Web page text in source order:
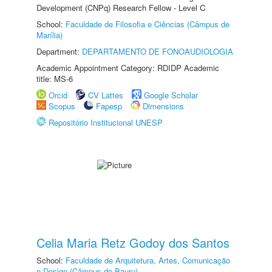
Development (CNPq) Research Fellow - Level C
School: Faculdade de Filosofia e Ciências (Câmpus de
Marília)
Department: DEPARTAMENTO DE FONOAUDIOLOGIA
Academic Appointment Category: RDIDP Academic
title: MS-6
Orcid
CV Lattes
Google Scholar
Scopus
Fapesp
Dimensions
Repositório Institucional UNESP
Celia Maria Retz Godoy dos Santos
School: Faculdade de Arquitetura, Artes, Comunicação